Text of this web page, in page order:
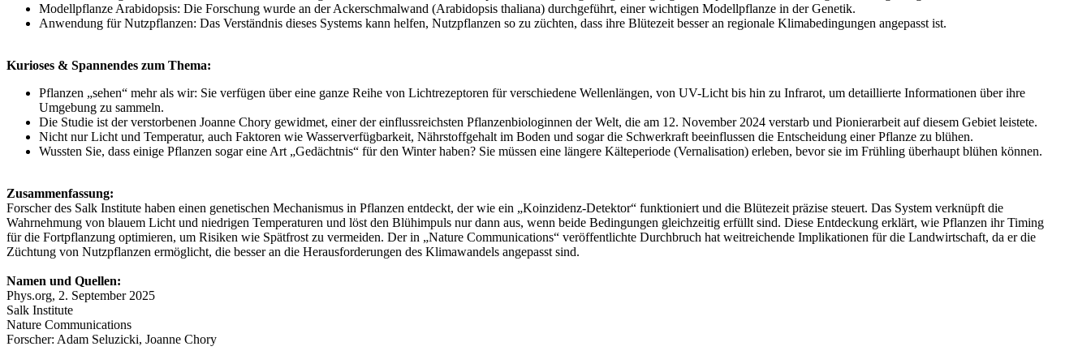
Modellpflanze Arabidopsis: Die Forschung wurde an der Ackerschmalwand (Arabidopsis thaliana) durchgeführt, einer wichtigen Modellpflanze in der Genetik.
Anwendung für Nutzpflanzen: Das Verständnis dieses Systems kann helfen, Nutzpflanzen so zu züchten, dass ihre Blütezeit besser an regionale Klimabedingungen angepasst ist.
Kurioses & Spannendes zum Thema:
Pflanzen „sehen“ mehr als wir: Sie verfügen über eine ganze Reihe von Lichtrezeptoren für verschiedene Wellenlängen, von UV-Licht bis hin zu Infrarot, um detaillierte Informationen über ihre
Umgebung zu sammeln.
Die Studie ist der verstorbenen Joanne Chory gewidmet, einer der einflussreichsten Pflanzenbiologinnen der Welt, die am 12. November 2024 verstarb und Pionierarbeit auf diesem Gebiet leistete.
Nicht nur Licht und Temperatur, auch Faktoren wie Wasserverfügbarkeit, Nährstoffgehalt im Boden und sogar die Schwerkraft beeinflussen die Entscheidung einer Pflanze zu blühen.
Wussten Sie, dass einige Pflanzen sogar eine Art „Gedächtnis“ für den Winter haben? Sie müssen eine längere Kälteperiode (Vernalisation) erleben, bevor sie im Frühling überhaupt blühen können.
Zusammenfassung:
Forscher des Salk Institute haben einen genetischen Mechanismus in Pflanzen entdeckt, der wie ein „Koinzidenz-Detektor“ funktioniert und die Blütezeit präzise steuert. Das System verknüpft die
Wahrnehmung von blauem Licht und niedrigen Temperaturen und löst den Blühimpuls nur dann aus, wenn beide Bedingungen gleichzeitig erfüllt sind. Diese Entdeckung erklärt, wie Pflanzen ihr Timing
für die Fortpflanzung optimieren, um Risiken wie Spätfrost zu vermeiden. Der in „Nature Communications“ veröffentlichte Durchbruch hat weitreichende Implikationen für die Landwirtschaft, da er die
Züchtung von Nutzpflanzen ermöglicht, die besser an die Herausforderungen des Klimawandels angepasst sind.
Namen und Quellen:
Phys.org, 2. September 2025
Salk Institute
Nature Communications
Forscher: Adam Seluzicki, Joanne Chory